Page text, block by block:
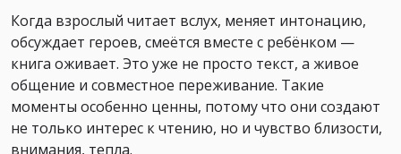
Когда взрослый читает вслух, меняет интонацию,
обсуждает героев, смеётся вместе с ребёнком —
книга оживает. Это уже не просто текст, а живое
общение и совместное переживание. Такие
моменты особенно ценны, потому что они создают
не только интерес к чтению, но и чувство близости,
внимания, тепла.